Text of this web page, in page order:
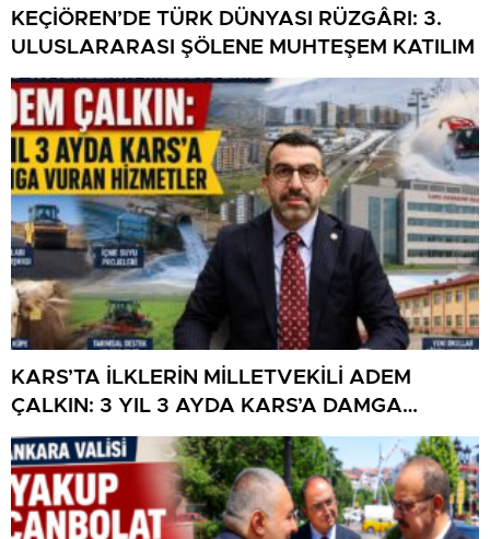
KEÇİÖREN’DE TÜRK DÜNYASI RÜZGÂRI: 3.
ULUSLARARASI ŞÖLENE MUHTEŞEM KATILIM
KARS’TA İLKLERİN MİLLETVEKİLİ ADEM
ÇALKIN: 3 YIL 3 AYDA KARS’A DAMGA
VURAN HİZMETLER